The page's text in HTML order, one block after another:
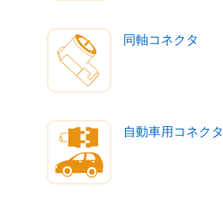
同軸コネクタ
自動車用コネクタ